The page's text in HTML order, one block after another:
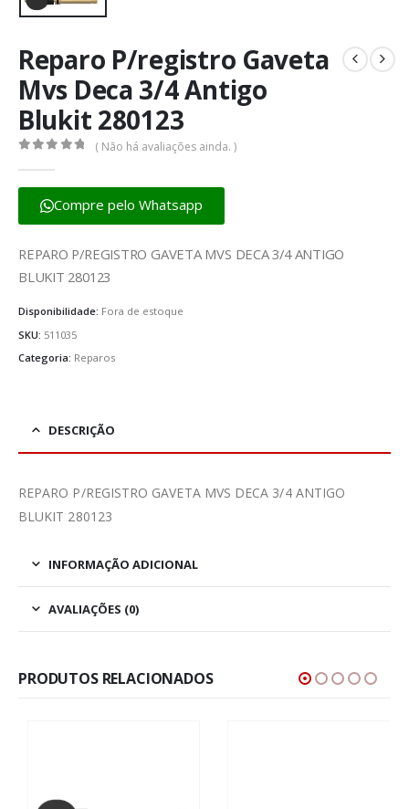
Reparo P/registro Gaveta
Mvs Deca 3/4 Antigo
Blukit 280123
( Não há avaliações ainda. )
Compre pelo Whatsapp
REPARO P/REGISTRO GAVETA MVS DECA 3/4 ANTIGO
BLUKIT 280123
Disponibilidade: Fora de estoque
SKU: 511035
Categoria: Reparos
DESCRIÇÃO
REPARO P/REGISTRO GAVETA MVS DECA 3/4 ANTIGO
BLUKIT 280123
INFORMAÇÃO ADICIONAL
AVALIAÇÕES (0)
PRODUTOS RELACIONADOS